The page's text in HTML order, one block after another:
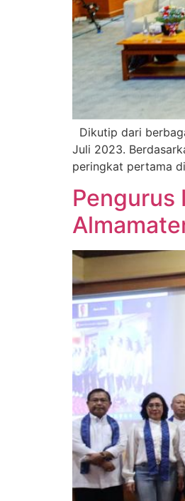
Dikutip dari
Juli 2023.
peringkat pertama
Pengurus